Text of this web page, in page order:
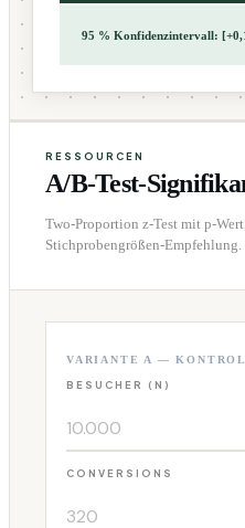
95 % Konfidenzintervall:
RESSOURCEN
A/B-Test-
Two-Proportion z-Test mit p-
Stichprobengrößen-Empfehlung.
VARIANTE A —
BESUCHER (N)
CONVERSIONS